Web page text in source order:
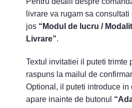
livrare va rugam sa
jos “Modul de lucru /
Livrare”.
Textul invitatiei il puteti trimte
raspuns la mailul de
Optional, il puteti introduce in
apare inainte de butonul